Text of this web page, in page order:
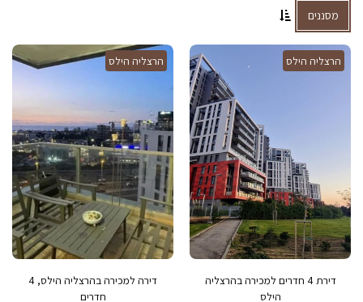
מסננים
הרצליה הילס
דירת 4 חדרים למכירה בהרצליה
הילס
הרצליה הילס
דירה למכירה בהרצליה הילס, 4
חדרים